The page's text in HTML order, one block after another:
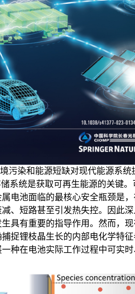
污染和能源短缺对现代能源系
系统是获取可再生能源的关键
电池面临的最核心安全瓶颈是
、短路甚至引发热失控。因此
具有重要的指导作用。然而，
捉锂枝晶生长的内部电化学特
种在电池实际工作过程中可实